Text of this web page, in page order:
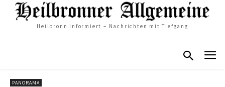
Heilbronn informiert – Nachrichten mit Tiefgang
PANORAMA